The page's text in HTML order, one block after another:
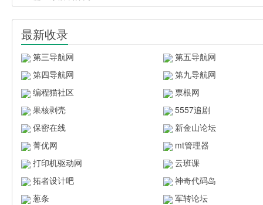
最新收录
第三导航网
第五导航网
第四导航网
第九导航网
编程猫社区
票根网
果核剥壳
5557追剧
保密在线
新金山论坛
菁优网
mt管理器
打印机驱动网
云班课
拓者设计吧
神奇代码岛
葱条
军转论坛